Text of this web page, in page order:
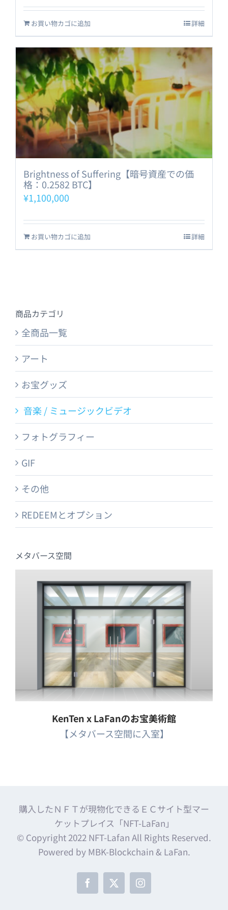
お買い物カゴに追加 詳細
Brightness of Suffering【暗号資産での価
格：0.2582 BTC】
¥1,100,000
お買い物カゴに追加 詳細
商品カテゴリ
全商品一覧
アート
お宝グッズ
音楽 / ミュージックビデオ
フォトグラフィー
GIF
その他
REDEEMとオプション
メタバース空間
KenTen x LaFanのお宝美術館
【メタバース空間に入室】
購入したＮＦＴが現物化できるＥＣサイト型マー
ケットプレイス「NFT-LaFan」
© Copyright 2022 NFT-Lafan All Rights Reserved.
Powered by MBK-Blockchain & LaFan.